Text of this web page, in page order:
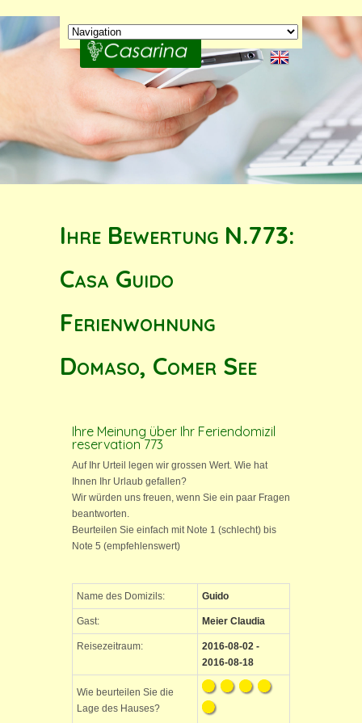
Ihre Bewertung N.773:
Casa Guido
Ferienwohnung
Domaso, Comer See
Ihre Meinung über Ihr Feriendomizil
reservation 773
Auf Ihr Urteil legen wir grossen Wert. Wie hat
Ihnen Ihr Urlaub gefallen?
Wir würden uns freuen, wenn Sie ein paar Fragen
beantworten.
Beurteilen Sie einfach mit Note 1 (schlecht) bis
Note 5 (empfehlenswert)
Name des Domizils: Guido
Gast: Meier Claudia
Reisezeitraum:
2016-08-02 -
2016-08-18
Wie beurteilen Sie die
Lage des Hauses?